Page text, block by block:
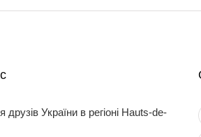
друзів України в регіоні Hauts-de-